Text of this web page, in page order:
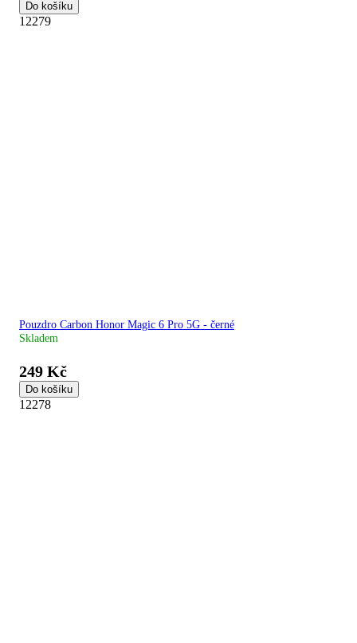
Do košíku
12279
Pouzdro Carbon Honor Magic 6 Pro 5G - černé
Skladem
249 Kč
Do košíku
12278